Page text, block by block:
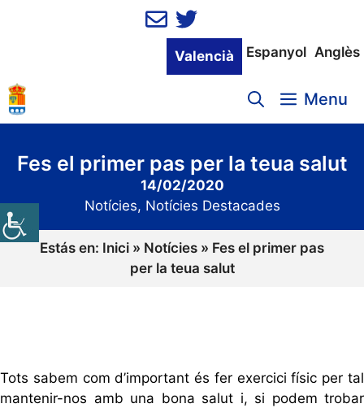
Valencià Espanyol Anglès
Menu
Fes el primer pas per la teua salut
14/02/2020
Notícies, Notícies Destacades
Estás en: Inici » Notícies » Fes el primer pas
per la teua salut
Tots sabem com d’important és fer exercici físic pertal
mantenir-nos amb una bona salut i, si podem trobar